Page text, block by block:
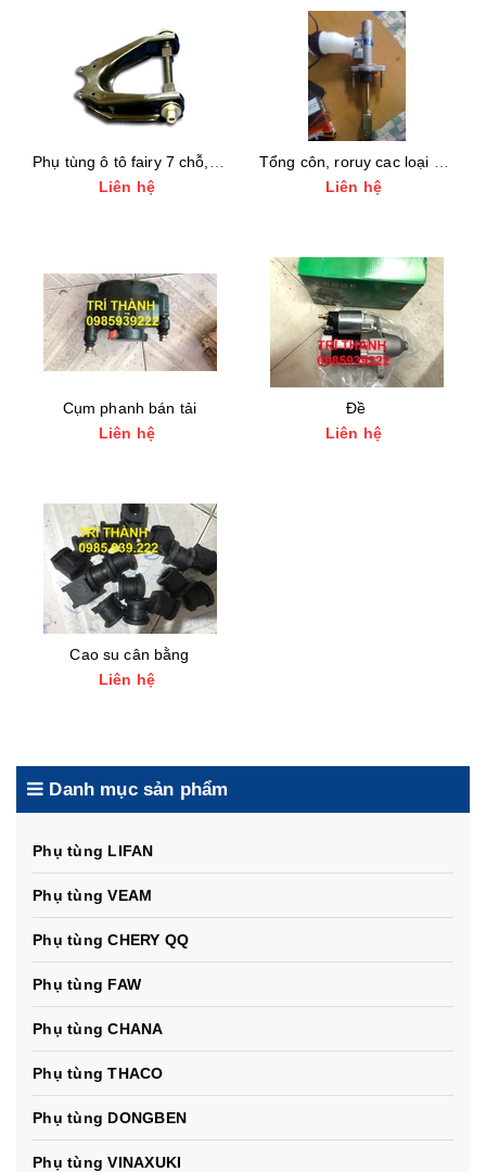
Phụ tùng ô tô fairy 7 chỗ, 5 chỗ giá tốt nhât
Liên hệ
Tổng côn, roruy cac loại giá tốt nhất phụ tùng ô tô fairy 7 cho 5 cho
Liên hệ
Cụm phanh bán tải
Liên hệ
Đề
Liên hệ
Cao su cân bằng
Liên hệ
Danh mục sản phẩm
Phụ tùng LIFAN
Phụ tùng VEAM
Phụ tùng CHERY QQ
Phụ tùng FAW
Phụ tùng CHANA
Phụ tùng THACO
Phụ tùng DONGBEN
Phụ tùng VINAXUKI